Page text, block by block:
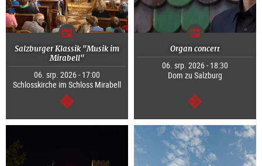
Salzburger Klassik "Musik im
Mirabell"
06. srp. 2026 - 17:00
Schlosskirche im Schloss Mirabell
continue
Organ concert
06. srp. 2026 - 18:30
Dom zu Salzburg
continue